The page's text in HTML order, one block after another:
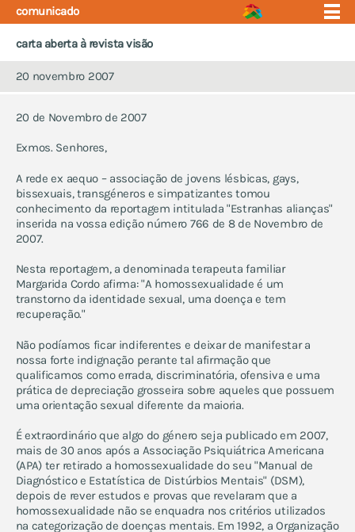
quem somos
quem somos
notícias em que
aparecemos
estudos em que
participámos
estatutos
regulamento interno
quem nos apoia
política de privacidade
faz um donativo
associa-te
voluntaria-te
consigna o teu irs
apoio e saúde
fórum
contactos
comunicado
carta aberta à revista visão
20 novembro 2007
20 de Novembro de 2007
Exmos. Senhores,
A rede ex aequo – associação de jovens lésbicas, gays,
bissexuais, transgéneros e simpatizantes tomou
conhecimento da reportagem intitulada "Estranhas alianças"
inserida na vossa edição número 766 de 8 de Novembro de
2007.
Nesta reportagem, a denominada terapeuta familiar
Margarida Cordo afirma: "A homossexualidade é um
transtorno da identidade sexual, uma doença e tem
recuperação."
Não podíamos ficar indiferentes e deixar de manifestar a
nossa forte indignação perante tal afirmação que
qualificamos como errada, discriminatória, ofensiva e uma
prática de depreciação grosseira sobre aqueles que possuem
uma orientação sexual diferente da maioria.
É extraordinário que algo do género seja publicado em 2007,
mais de 30 anos após a Associação Psiquiátrica Americana
(APA) ter retirado a homossexualidade do seu "Manual de
Diagnóstico e Estatística de Distúrbios Mentais" (DSM),
depois de rever estudos e provas que revelaram que a
homossexualidade não se enquadra nos critérios utilizados
na categorização de doenças mentais. Em 1992, a Organização